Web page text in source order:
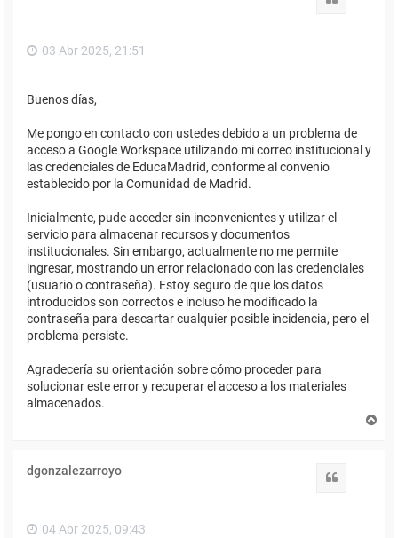
03 Abr 2025, 21:51
Buenos días,
Me pongo en contacto con ustedes debido a un problema de
acceso a Google Workspace utilizando mi correo institucional y
las credenciales de EducaMadrid, conforme al convenio
establecido por la Comunidad de Madrid.
Inicialmente, pude acceder sin inconvenientes y utilizar el
servicio para almacenar recursos y documentos
institucionales. Sin embargo, actualmente no me permite
ingresar, mostrando un error relacionado con las credenciales
(usuario o contraseña). Estoy seguro de que los datos
introducidos son correctos e incluso he modificado la
contraseña para descartar cualquier posible incidencia, pero el
problema persiste.
Agradecería su orientación sobre cómo proceder para
solucionar este error y recuperar el acceso a los materiales
almacenados.
dgonzalezarroyo
04 Abr 2025, 09:43